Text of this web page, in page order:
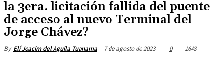
la 3era. licitación fallida del puente
de acceso al nuevo Terminal del
Jorge Chávez?
By Elí Joacim del Aguila Tuanama 7 de agosto de 2023 0 1648